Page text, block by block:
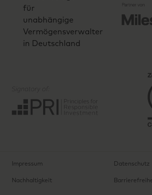
Impressum Datenschutz
Nachhaltigkeit